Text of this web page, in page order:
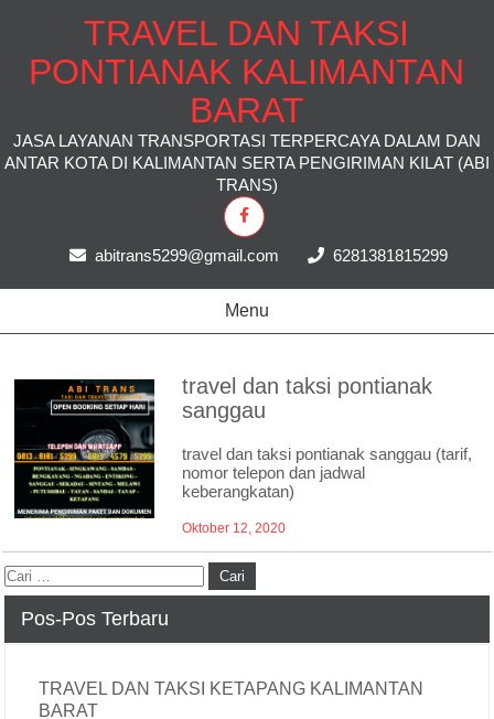
TRAVEL DAN TAKSI
PONTIANAK KALIMANTAN
BARAT
JASA LAYANAN TRANSPORTASI TERPERCAYA DALAM DAN
ANTAR KOTA DI KALIMANTAN SERTA PENGIRIMAN KILAT (ABI
TRANS)
abitrans5299@gmail.com 6281381815299
Menu
travel dan taksi pontianak
sanggau
travel dan taksi pontianak sanggau (tarif,
nomor telepon dan jadwal
keberangkatan)
Oktober 12, 2020
Pos-Pos Terbaru
TRAVEL DAN TAKSI KETAPANG KALIMANTAN
BARAT